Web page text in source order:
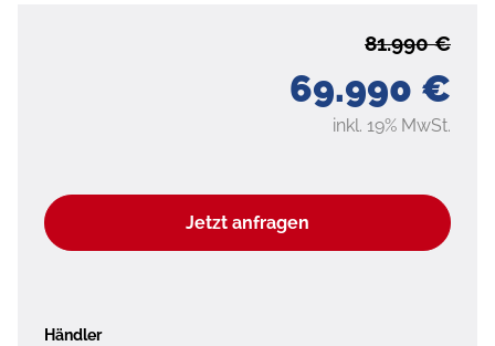
69.990 €
81.990 €
inkl. 19% MwSt.
Jetzt anfragen
Händler